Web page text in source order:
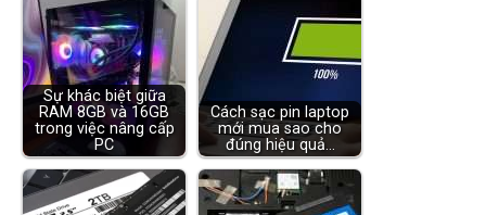
Sự khác biệt giữa
RAM 8GB và 16GB
trong việc nâng cấp
PC
Cách sạc pin laptop
mới mua sao cho
đúng hiệu quả…